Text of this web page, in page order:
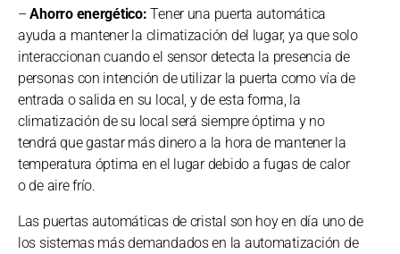
–Ahorro energético: Tener una puerta automática
ayuda a mantener la climatización del lugar, ya que solo
interaccionan cuando el sensor detecta la presencia de
personas con intención de utilizar la puerta como vía de
entrada o salida en su local, y de esta forma, la
climatización de su local será siempre óptima y no
tendrá que gastar más dinero a la hora de mantener la
temperatura óptima en el lugar debido a fugas de calor
o de aire frío.
Las puertas automáticas de cristal son hoy en día uno de
los sistemas más demandados en la automatización de